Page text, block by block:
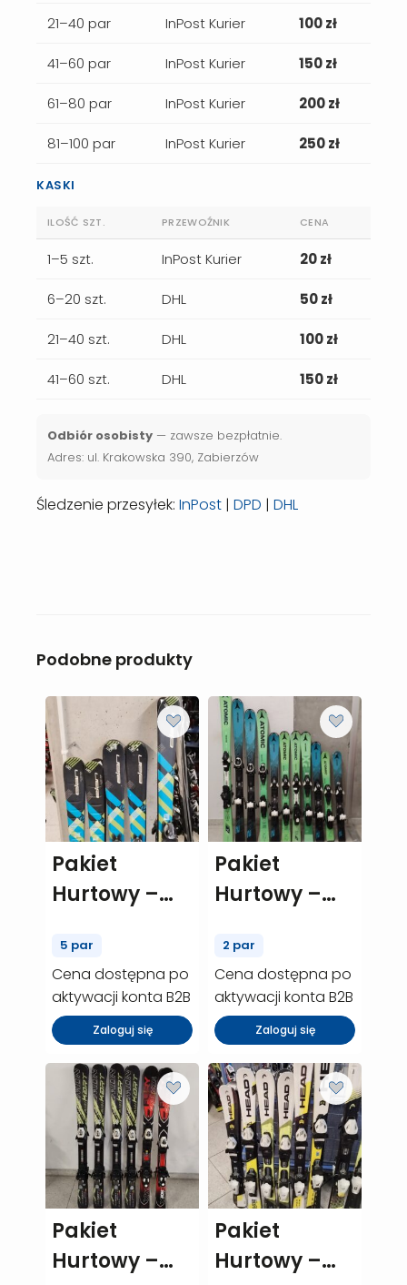
21–40 par InPost Kurier 100 zł
41–60 par InPost Kurier 150 zł
61–80 par InPost Kurier 200 zł
81–100 par InPost Kurier 250 zł
KASKI
ILOŚĆ SZT. PRZEWOŹNIK CENA
1–5 szt. InPost Kurier 20 zł
6–20 szt. DHL 50 zł
21–40 szt. DHL 100 zł
41–60 szt. DHL 150 zł
Odbiór osobisty — zawsze bezpłatnie.
Adres: ul. Krakowska 390, Zabierzów
Śledzenie przesyłek: InPost | DPD | DHL
Podobne produkty
Pakiet
Hurtowy –
– 5 szt.
(P01385)
5 par
Cena dostępna po
aktywacji konta B2B
Zaloguj się
Pakiet
Hurtowy –
Redster X2 –
2 szt. (P01211)
2 par
Cena dostępna po
aktywacji konta B2B
Zaloguj się
Pakiet
Hurtowy –
Pakiet
Hurtowy –